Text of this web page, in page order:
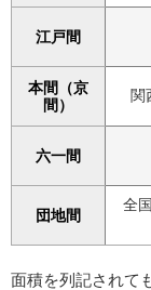
江戸間
本間（京
間）
関
六一間
団地間
全
面積を列記されて